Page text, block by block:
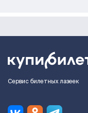
Сервис билетных лазеек